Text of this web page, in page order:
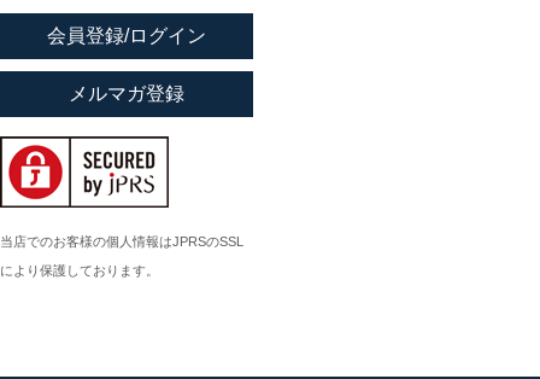
大平新五
大前史
大和田友香
小倉広太郎
岡田直人
岡野達也
岡本修
小川佳子
会員登録/ログイン
メルマガ登録
当店でのお客様の個人情報はJPRSのSSL
により保護しております。